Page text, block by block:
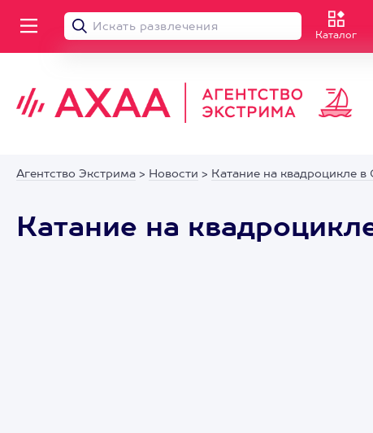
Каталог
Агентство Экстрима > Новости > Катание на квадроцикле
Катание на